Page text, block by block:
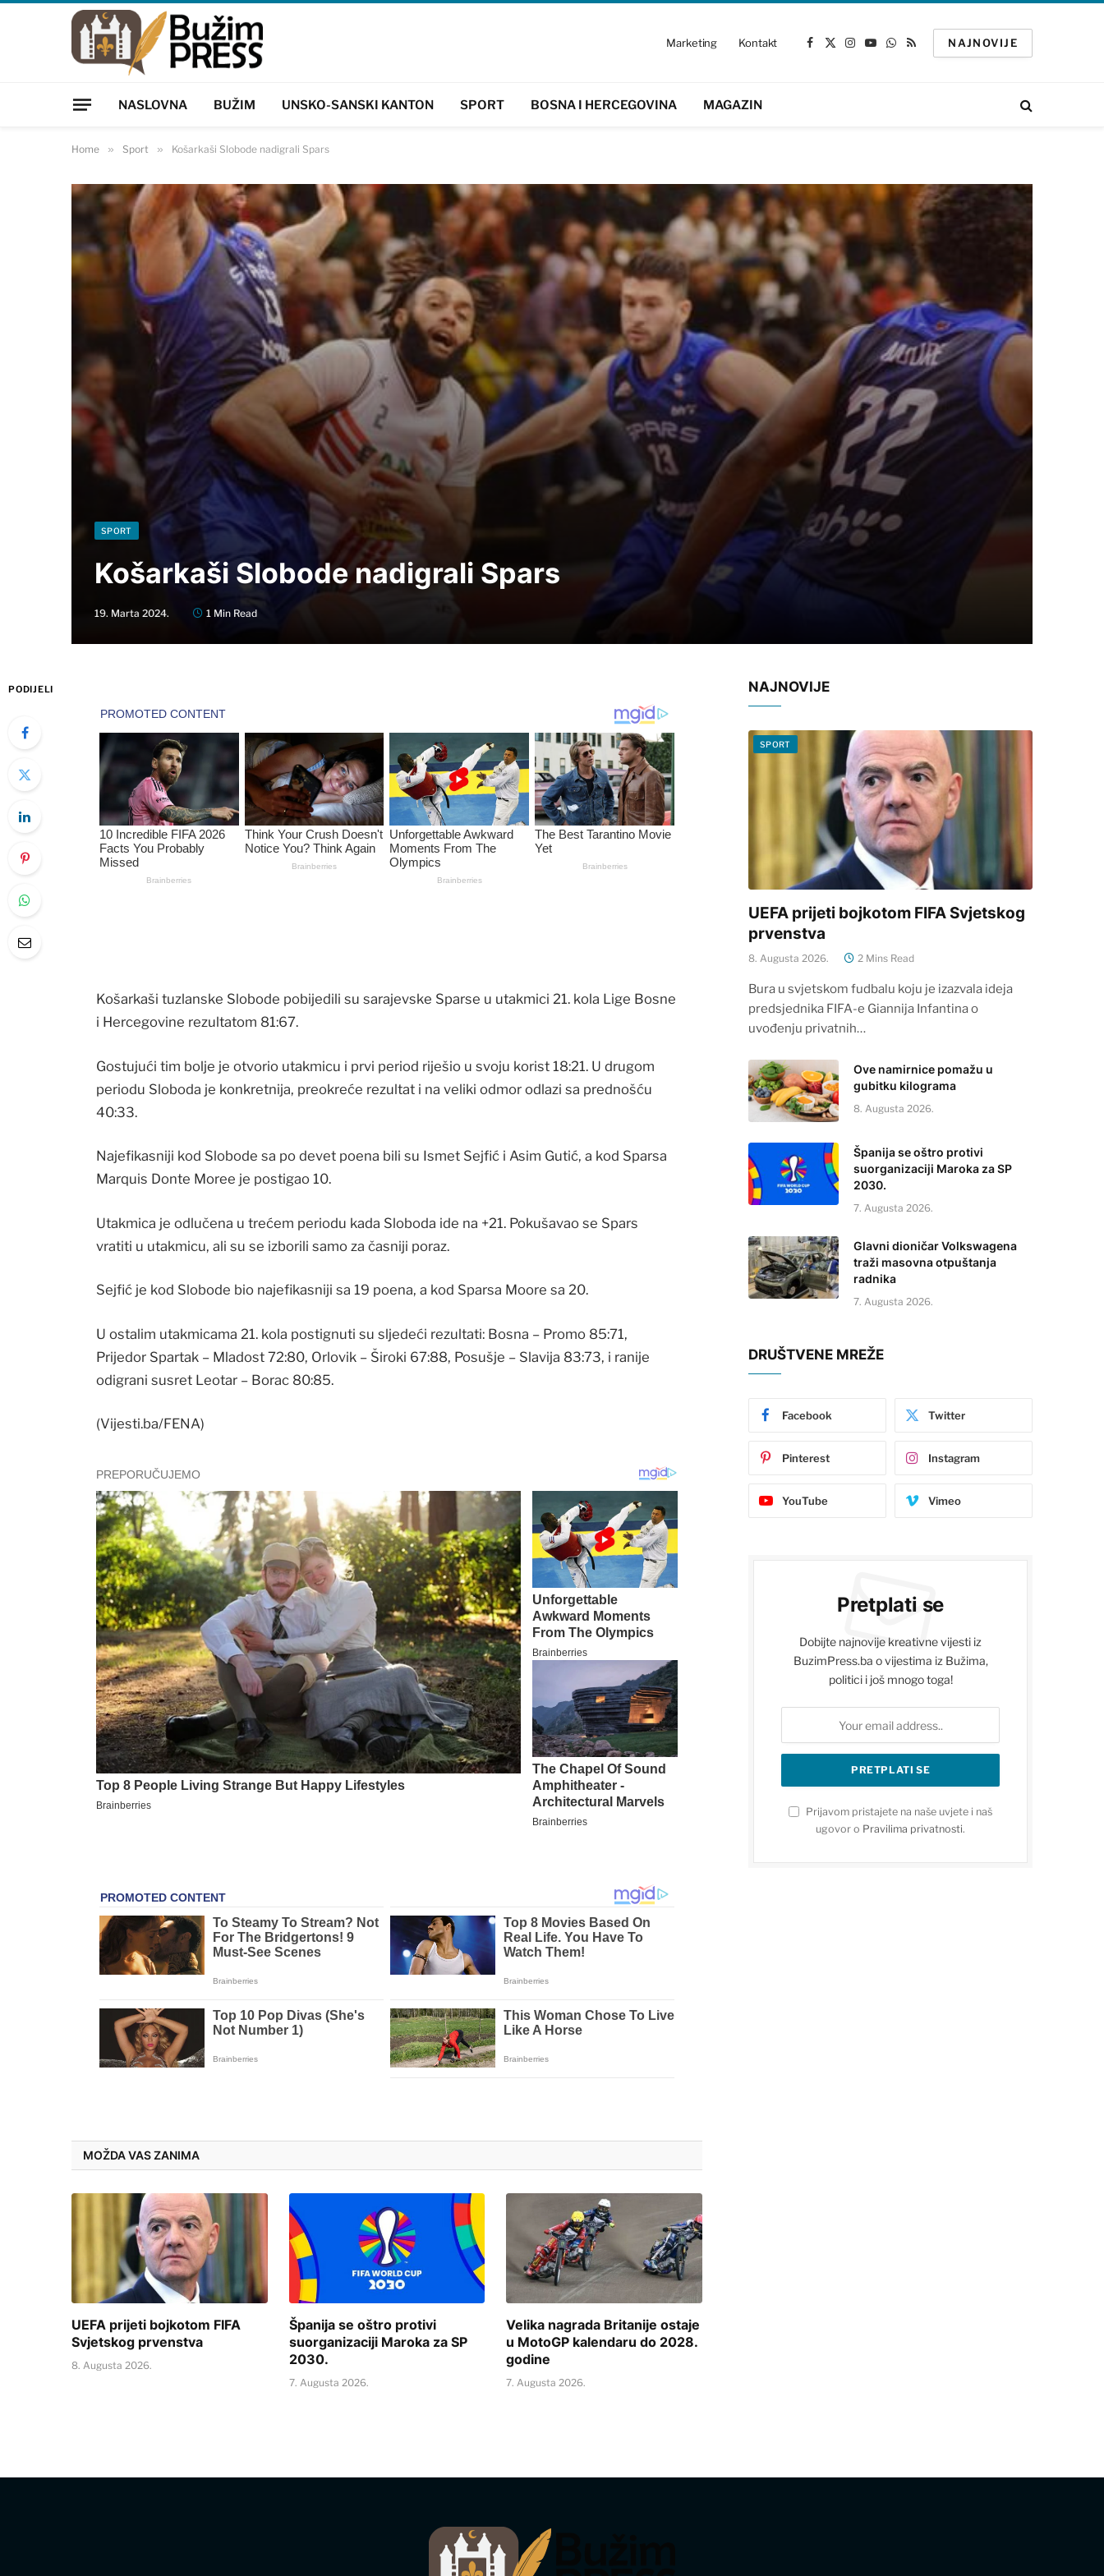
Marketing Kontakt
Facebook
X
Instagram
YouTube
WhatsApp
RSS
NAJNOVIJE
NASLOVNA BUŽIM UNSKO-SANSKI KANTON SPORT BOSNA I HERCEGOVINA MAGAZIN
Home » Sport » Košarkaši Slobode nadigrali Spars
SPORT
Košarkaši Slobode nadigrali Spars
19. Marta 2024. 1 Min Read
PODIJELI
Košarkaši tuzlanske Slobode pobijedili su sarajevske Sparse u utakmici 21. kola Lige Bosne
i Hercegovine rezultatom 81:67.
Gostujući tim bolje je otvorio utakmicu i prvi period riješio u svoju korist 18:21. U drugom
periodu Sloboda je konkretnija, preokreće rezultat i na veliki odmor odlazi sa prednošću
40:33.
Najefikasniji kod Slobode sa po devet poena bili su Ismet Sejfić i Asim Gutić, a kod Sparsa
Marquis Donte Moree je postigao 10.
Utakmica je odlučena u trećem periodu kada Sloboda ide na +21. Pokušavao se Spars
vratiti u utakmicu, ali su se izborili samo za časniji poraz.
Sejfić je kod Slobode bio najefikasniji sa 19 poena, a kod Sparsa Moore sa 20.
U ostalim utakmicama 21. kola postignuti su sljedeći rezultati: Bosna – Promo 85:71,
Prijedor Spartak – Mladost 72:80, Orlovik – Široki 67:88, Posušje – Slavija 83:73, i ranije
odigrani susret Leotar – Borac 80:85.
(Vijesti.ba/FENA)
MOŽDA VAS ZANIMA
UEFA prijeti bojkotom FIFA
Svjetskog prvenstva
8. Augusta 2026.
Španija se oštro protivi
suorganizaciji Maroka za SP
2030.
7. Augusta 2026.
Velika nagrada Britanije ostaje
u MotoGP kalendaru do 2028.
godine
7. Augusta 2026.
NAJNOVIJE
SPORT
UEFA prijeti bojkotom FIFA Svjetskog
prvenstva
8. Augusta 2026. 2 Mins Read
Bura u svjetskom fudbalu koju je izazvala ideja
predsjednika FIFA-e Giannija Infantina o
uvođenju privatnih…
Ove namirnice pomažu u
gubitku kilograma
8. Augusta 2026.
Španija se oštro protivi
suorganizaciji Maroka za SP
2030.
7. Augusta 2026.
Glavni dioničar Volkswagena
traži masovna otpuštanja
radnika
7. Augusta 2026.
DRUŠTVENE MREŽE
Facebook Twitter
Pinterest Instagram
YouTube Vimeo
Pretplati se
Dobijte najnovije kreativne vijesti iz
BuzimPress.ba o vijestima iz Bužima,
politici i još mnogo toga!
Prijavom pristajete na naše uvjete i naš
ugovor o Pravilima privatnosti.